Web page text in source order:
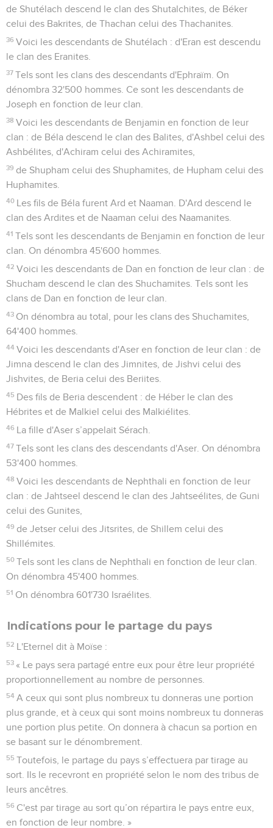
de Shutélach descend le clan des Shutalchites, de Béker
celui des Bakrites, de Thachan celui des Thachanites.
36 Voici les descendants de Shutélach : d'Eran est descendu
le clan des Eranites.
37 Tels sont les clans des descendants d'Ephraïm. On
dénombra 32'500 hommes. Ce sont les descendants de
Joseph en fonction de leur clan.
38 Voici les descendants de Benjamin en fonction de leur
clan : de Béla descend le clan des Balites, d'Ashbel celui des
Ashbélites, d'Achiram celui des Achiramites,
39 de Shupham celui des Shuphamites, de Hupham celui des
Huphamites.
40 Les fils de Béla furent Ard et Naaman. D'Ard descend le
clan des Ardites et de Naaman celui des Naamanites.
41 Tels sont les descendants de Benjamin en fonction de leur
clan. On dénombra 45'600 hommes.
42 Voici les descendants de Dan en fonction de leur clan : de
Shucham descend le clan des Shuchamites. Tels sont les
clans de Dan en fonction de leur clan.
43 On dénombra au total, pour les clans des Shuchamites,
64'400 hommes.
44 Voici les descendants d'Aser en fonction de leur clan : de
Jimna descend le clan des Jimnites, de Jishvi celui des
Jishvites, de Beria celui des Beriites.
45 Des fils de Beria descendent : de Héber le clan des
Hébrites et de Malkiel celui des Malkiélites.
46 La fille d'Aser s’appelait Sérach.
47 Tels sont les clans des descendants d'Aser. On dénombra
53'400 hommes.
48 Voici les descendants de Nephthali en fonction de leur
clan : de Jahtseel descend le clan des Jahtseélites, de Guni
celui des Gunites,
49 de Jetser celui des Jitsrites, de Shillem celui des
Shillémites.
50 Tels sont les clans de Nephthali en fonction de leur clan.
On dénombra 45'400 hommes.
51 On dénombra 601'730 Israélites.
Indications pour le partage du pays
52 L'Eternel dit à Moïse :
53 « Le pays sera partagé entre eux pour être leur propriété
proportionnellement au nombre de personnes.
54 A ceux qui sont plus nombreux tu donneras une portion
plus grande, et à ceux qui sont moins nombreux tu donneras
une portion plus petite. On donnera à chacun sa portion en
se basant sur le dénombrement.
55 Toutefois, le partage du pays s’effectuera par tirage au
sort. Ils le recevront en propriété selon le nom des tribus de
leurs ancêtres.
56 C'est par tirage au sort qu’on répartira le pays entre eux,
en fonction de leur nombre. »